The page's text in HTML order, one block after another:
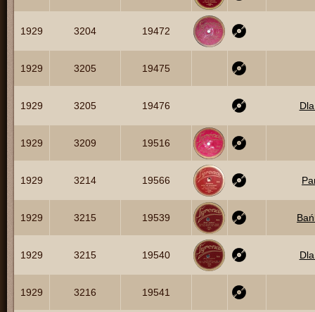
1929 3204 19472
1929 3205 19475
1929 3205 19476
1929 3209 19516
1929 3214 19566
1929 3215 19539
1929 3215 19540
1929 3216 19541